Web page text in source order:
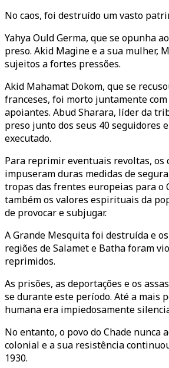
No caos, foi destruído um vasto
Yahya Ould Germa, que se opunha
preso. Akid Magine e a sua mulher,
sujeitos a fortes pressões.
Akid Mahamat Dokom, que se
franceses, foi morto juntamente com
apoiantes. Abud Sharara, líder da
preso junto dos seus 40 seguidores
executado.
Para reprimir eventuais revoltas, os
impuseram duras medidas de
tropas das frentes europeias para o
também os valores espirituais da
de provocar e subjugar.
A Grande Mesquita foi destruída e
regiões de Salamet e Batha foram
reprimidos.
As prisões, as deportações e os
se durante este período. Até a mais
humana era impiedosamente
No entanto, o povo do Chade nunca
colonial e a sua resistência
1930.